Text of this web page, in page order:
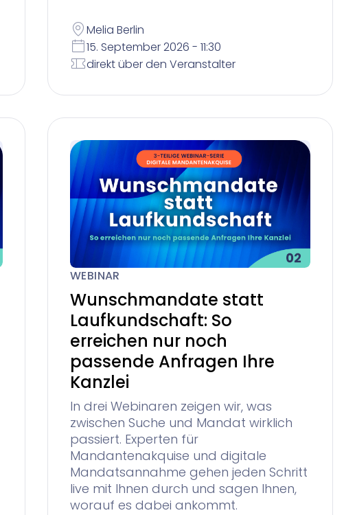
Melia Berlin
15. September 2026 - 11:30
direkt über den Veranstalter
WEBINAR
Wunschmandate statt
Laufkundschaft: So
erreichen nur noch
passende Anfragen Ihre
Kanzlei
In drei Webinaren zeigen wir, was
zwischen Suche und Mandat wirklich
passiert. Experten für
Mandantenakquise und digitale
Mandatsannahme gehen jeden Schritt
live mit Ihnen durch und sagen Ihnen,
worauf es dabei ankommt.